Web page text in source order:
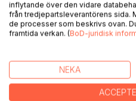
Vi måste minska
gå över till förnyelsebar
solenergi som motsvarar den
över ett år. Solcell-ler ger
från utsläpp av växthusgaser
inflytande över den vidare
från tredjepartsleverantörens sida.
de processer som beskrivs ovan.
framtida verkan. (BoD-juridisk
NEKA